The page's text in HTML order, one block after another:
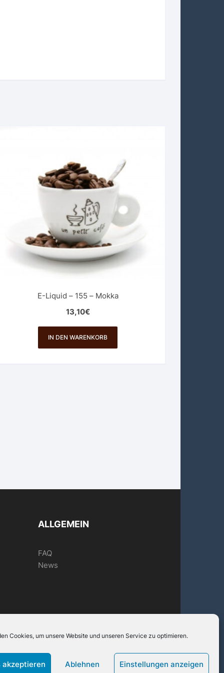
Cookies, um unsere Website und unseren Service zu optimieren.
akzeptieren Ablehnen Einstellungen anzeigen
E-Liquid – 155 – Mokka
13,10€
IN DEN WARENKORB
ALLGEMEIN
FAQ
News